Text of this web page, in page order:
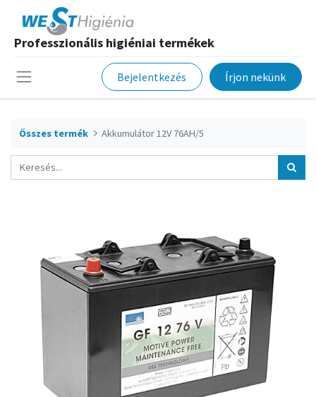
Professzionális higiéniai termékek
Bejelentkezés Írjon nekünk
Összes termék Akkumulátor 12V 76AH/5